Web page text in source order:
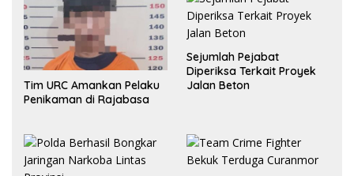
Tim URC Amankan Pelaku
Penikaman di Rajabasa
Sejumlah Pejabat
Diperiksa Terkait Proyek
Jalan Beton